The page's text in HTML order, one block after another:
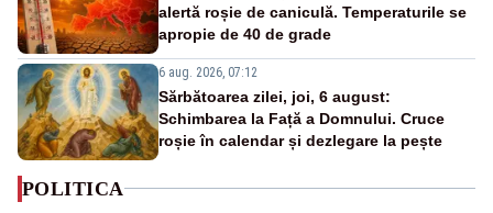
alertă roșie de caniculă. Temperaturile se
apropie de 40 de grade
6 aug. 2026, 07:12
Sărbătoarea zilei, joi, 6 august:
Schimbarea la Față a Domnului. Cruce
roșie în calendar și dezlegare la pește
POLITICA